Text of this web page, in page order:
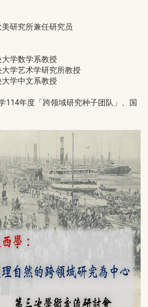
研究所兼任研究员
学数学系教授
学艺术学研究所教授
学中文系教授
114年度「跨领域研究种子团队」、国